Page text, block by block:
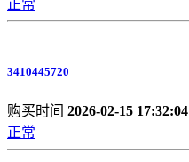
正常
3410445720
购买时间 2026-02-15 17:32:04
正常